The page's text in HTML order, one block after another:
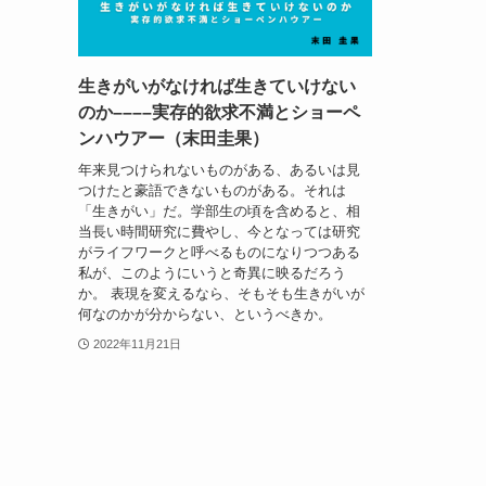
生きがいがなければ生きていけない
のか––––実存的欲求不満とショーペ
ンハウアー（末田圭果）
年来見つけられないものがある、あるいは見
つけたと豪語できないものがある。それは
「生きがい」だ。学部生の頃を含めると、相
当長い時間研究に費やし、今となっては研究
がライフワークと呼べるものになりつつある
私が、このようにいうと奇異に映るだろう
か。 表現を変えるなら、そもそも生きがいが
何なのかが分からない、というべきか。
2022年11月21日